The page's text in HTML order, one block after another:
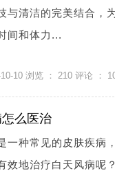
与清洁的完美结合，
间和体力...
10 浏览 ： 210 评论 ：
么医治
一种常见的皮肤疾病
效地治疗白天风病呢